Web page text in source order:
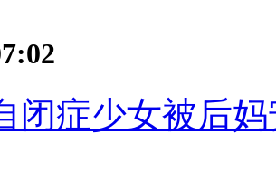
闭症少女被后